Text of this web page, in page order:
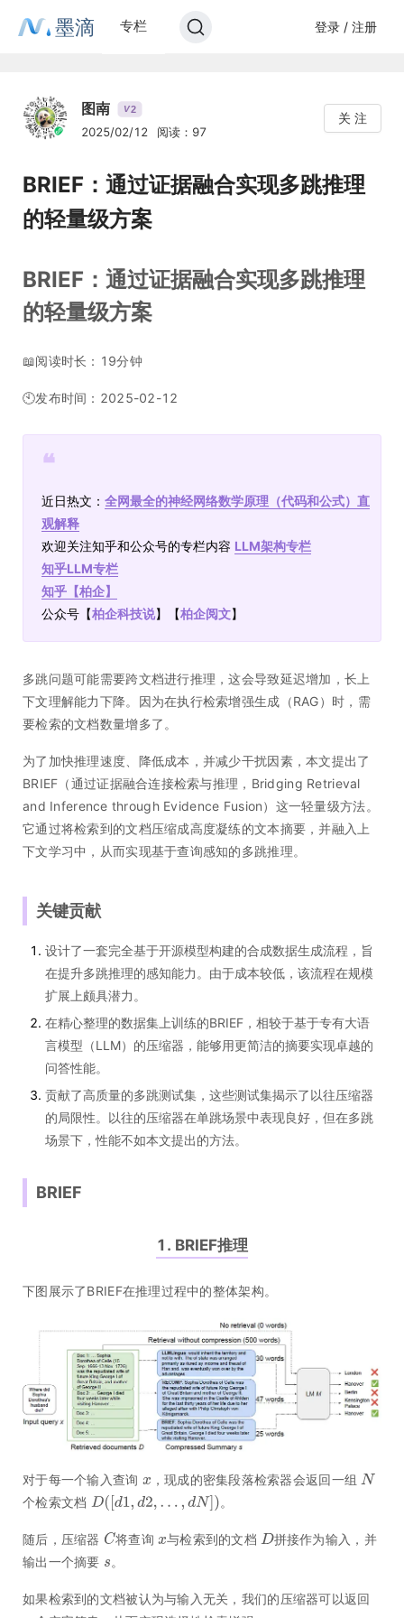
墨滴 专栏 登录 / 注册
图南 V2
2025/02/12 阅读：97
关 注
BRIEF：通过证据融合实现多跳推理
的轻量级方案
BRIEF：通过证据融合实现多跳推理
的轻量级方案
📖阅读时长：19分钟
🕙发布时间：2025-02-12
❝
近日热文： 全网最全的神经网络数学原理（代码和公式）直
观解释
欢迎关注知乎和公众号的专栏内容 LLM架构专栏
知乎LLM专栏
知乎【柏企】
公众号【柏企科技说】【柏企阅文】
多跳问题可能需要跨文档进行推理，这会导致延迟增加，长上
下文理解能力下降。因为在执行检索增强生成（RAG）时，需
要检索的文档数量增多了。
为了加快推理速度、降低成本，并减少干扰因素，本文提出了
BRIEF（通过证据融合连接检索与推理，Bridging Retrieval
and Inference through Evidence Fusion）这一轻量级方法。
它通过将检索到的文档压缩成高度凝练的文本摘要，并融入上
下文学习中，从而实现基于查询感知的多跳推理。
关键贡献
设计了一套完全基于开源模型构建的合成数据生成流程，旨
在提升多跳推理的感知能力。由于成本较低，该流程在规模
扩展上颇具潜力。
在精心整理的数据集上训练的BRIEF，相较于基于专有大语
言模型（LLM）的压缩器，能够用更简洁的摘要实现卓越的
问答性能。
贡献了高质量的多跳测试集，这些测试集揭示了以往压缩器
的局限性。以往的压缩器在单跳场景中表现良好，但在多跳
场景下，性能不如本文提出的方法。
BRIEF
1. BRIEF推理
下图展示了BRIEF在推理过程中的整体架构。
对于每一个输入查询
，现成的密集段落检索器会返回一组
个检索文档
。
随后，压缩器 将查询 与检索到的文档
拼接作为输入，并
输出一个摘要
。
如果检索到的文档被认为与输入无关，我们的压缩器可以返回